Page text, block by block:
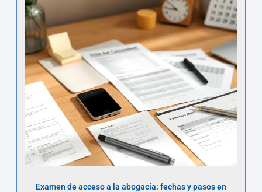
Examen de acceso a la abogacía: fechas y pasos en